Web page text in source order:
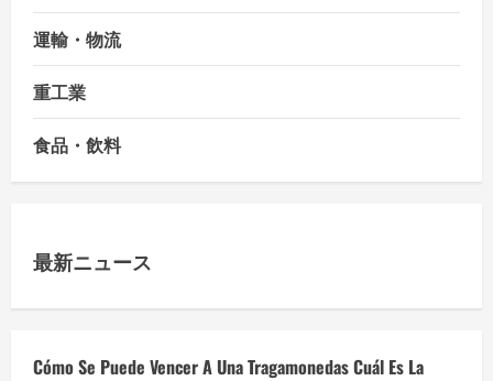
運輸・物流
重工業
食品・飲料
最新ニュース
Cómo Se Puede Vencer A Una Tragamonedas Cuál Es La